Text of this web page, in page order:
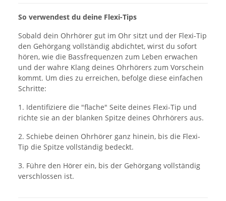
So verwendest du deine Flexi-Tips
Sobald dein Ohrhörer gut im Ohr sitzt und der Flexi-Tip
den Gehörgang vollständig abdichtet, wirst du sofort
hören, wie die Bassfrequenzen zum Leben erwachen
und der wahre Klang deines Ohrhörers zum Vorschein
kommt. Um dies zu erreichen, befolge diese einfachen
Schritte:
1. Identifiziere die "flache" Seite deines Flexi-Tip und
richte sie an der blanken Spitze deines Ohrhörers aus.
2. Schiebe deinen Ohrhörer ganz hinein, bis die Flexi-
Tip die Spitze vollständig bedeckt.
3. Führe den Hörer ein, bis der Gehörgang vollständig
verschlossen ist.